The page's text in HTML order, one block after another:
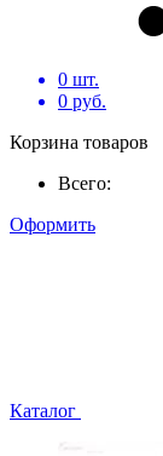
0 шт.
0 руб.
Корзина товаров
Всего:
Оформить
Каталог